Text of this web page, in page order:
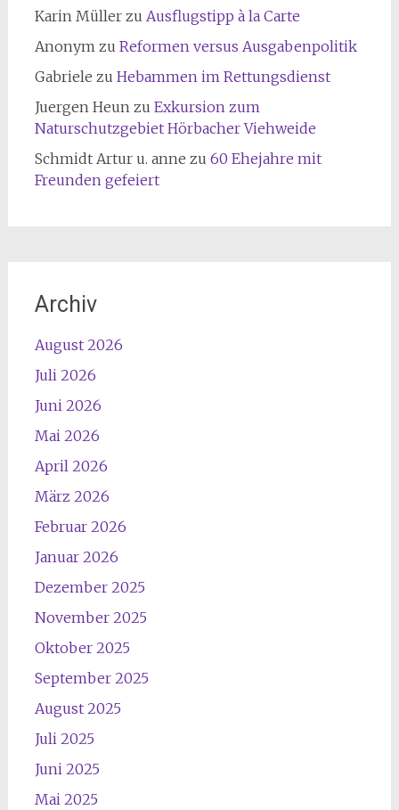
Karin Müllerzu Ausflugstipp à la Carte
Anonymzu Reformen versus Ausgabenpolitik
Gabriele zu Hebammen im Rettungsdienst
Juergen Heunzu Exkursion zum
Naturschutzgebiet Hörbacher Viehweide
Schmidt Artur u. anne zu 60 Ehejahre mit
Freunden gefeiert
Archiv
August 2026
Juli 2026
Juni 2026
Mai 2026
April 2026
März 2026
Februar 2026
Januar 2026
Dezember 2025
November 2025
Oktober 2025
September 2025
August 2025
Juli 2025
Juni 2025
Mai 2025